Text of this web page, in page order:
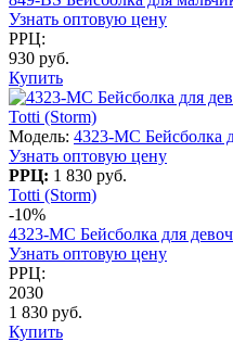
Узнать оптовую цену
РРЦ:
930 руб.
Купить
Totti (Storm)
Модель: 4323-МC Бейсболка
Узнать оптовую цену
РРЦ: 1 830 руб.
Totti (Storm)
-10%
4323-МC Бейсболка для
Узнать оптовую цену
РРЦ:
2030
1 830 руб.
Купить